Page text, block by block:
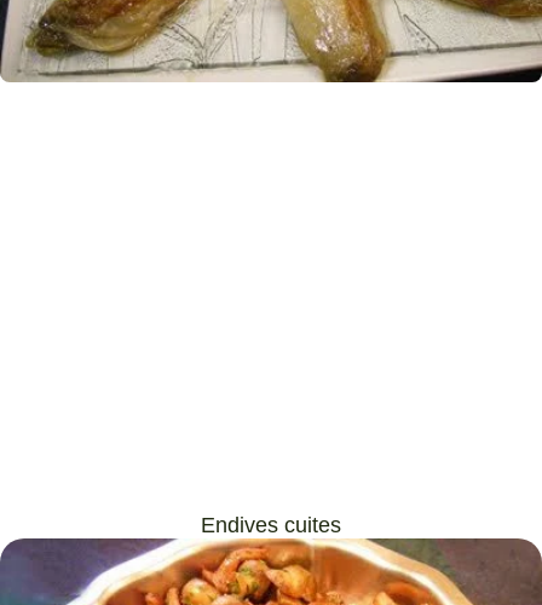
Endives cuites